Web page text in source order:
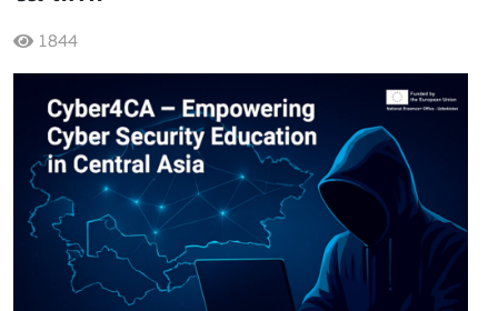
1844